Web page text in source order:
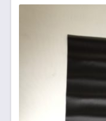
Datenschutzbelehrung
Gartenmöbel